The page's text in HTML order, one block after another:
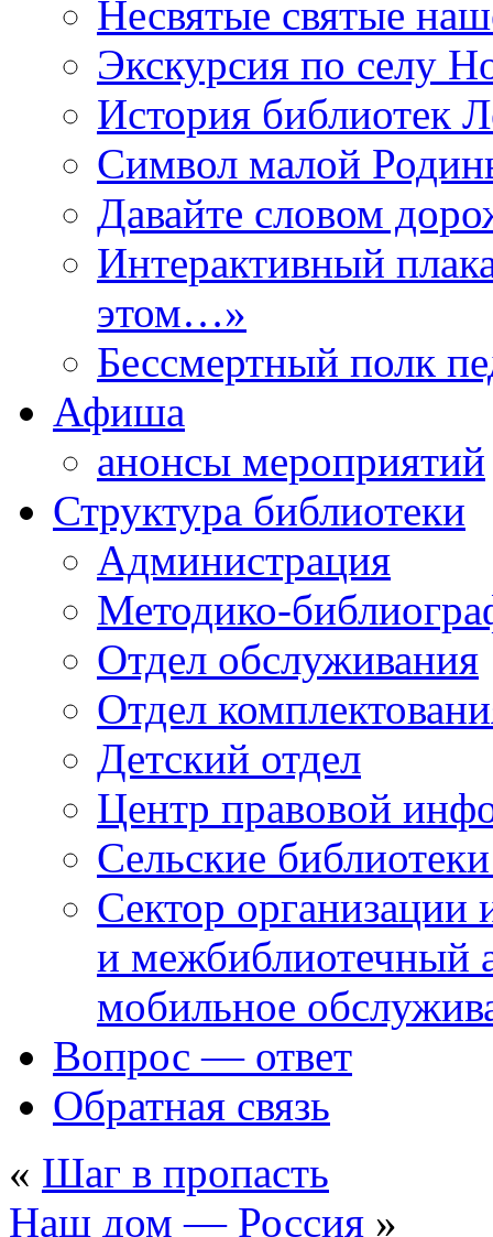
Несвятые святые
Экскурсия по селу
История библиотек
Символ малой
Давайте словом
Интерактивный
этом…»
Бессмертный полк
Афиша
анонсы мероприятий
Структура библиотеки
Администрация
Методико-
Отдел обслуживания
Отдел
Детский отдел
Центр правовой
Сельские
Сектор организации
и межбиблиотечный
мобильное
Вопрос — ответ
Обратная связь
« Шаг в пропасть
Наш дом — Россия »